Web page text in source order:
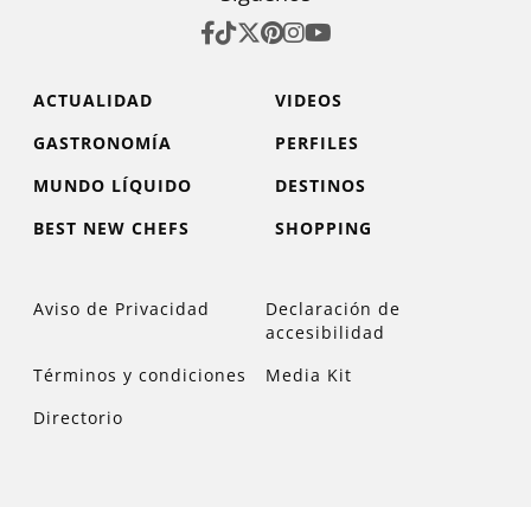
ACTUALIDAD
VIDEOS
GASTRONOMÍA
PERFILES
MUNDO LÍQUIDO
DESTINOS
BEST NEW CHEFS
SHOPPING
Aviso de Privacidad
Declaración de
accesibilidad
Términos y condiciones
Media Kit
Directorio